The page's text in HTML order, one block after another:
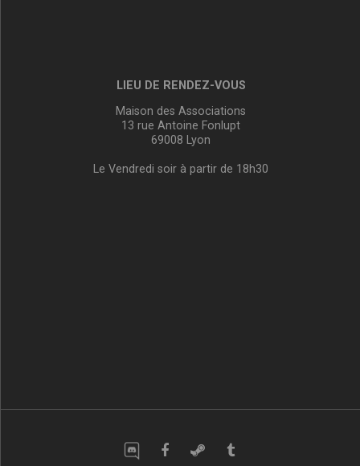
LIEU DE RENDEZ-VOUS
Maison des Associations
13 rue Antoine Fonlupt
69008 Lyon
Le Vendredi soir à partir de 18h30